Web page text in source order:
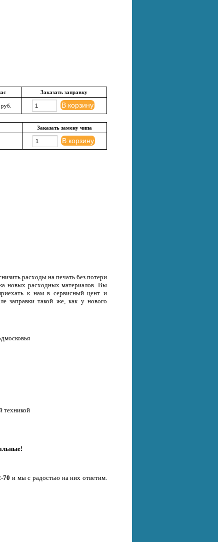
Заказать заправку
В корзину
Заказать замену чипа
В корзину
расходы на печать без потери
новых расходных материалов. Вы
к нам в сервисный цент и
заправки такой же, как у нового
техникой
70 и мы с радостью на них ответим.